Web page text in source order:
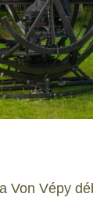
Von Vépy